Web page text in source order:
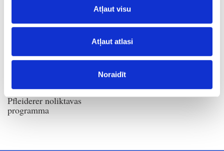
Atļaut visu
Atļaut atlasi
Noraidīt
Pfleiderer noliktavas
programma